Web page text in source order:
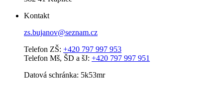
Kontakt
zs.bujanov@seznam.cz
Telefon ZŠ: +420 797 997 953
Telefon Mš, ŠD a šJ: +420 797 997 951
Datová schránka: 5k53mr